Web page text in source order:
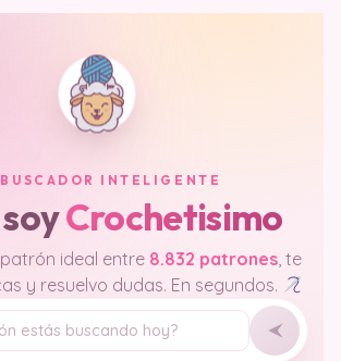
INTELIGENTE
Crochetisimo
ideal entre 8.832 patrones, te
y resuelvo dudas. En segundos.